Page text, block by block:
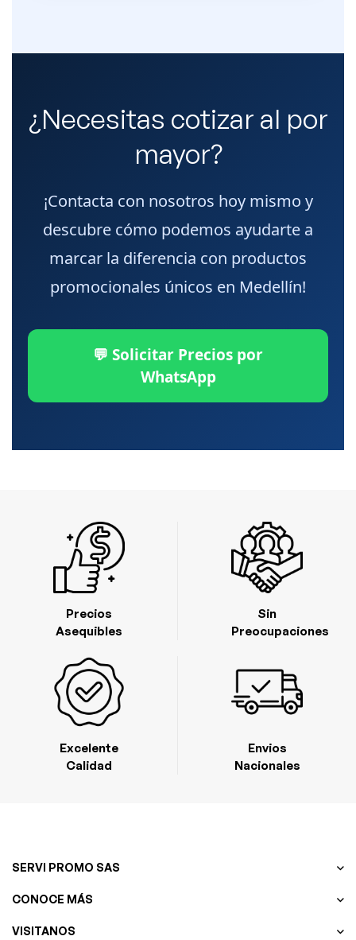
¿Necesitas cotizar al por
mayor?
¡Contacta con nosotros hoy mismo y
descubre cómo podemos ayudarte a
marcar la diferencia con productos
promocionales únicos en Medellín!
💬 Solicitar Precios por
WhatsApp
Excelente
Calidad
Precios
Asequibles
Envios
Nacionales
Sin
Preocupaciones
SERVI PROMO SAS
CONOCE MÁS
VISITANOS